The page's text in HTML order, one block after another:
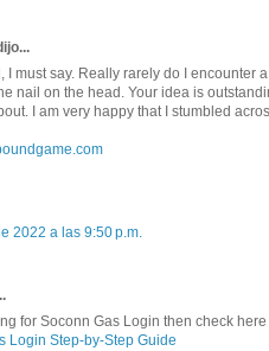
I must say. Really rarely do I
nail on the head. Your idea is
I am very happy that I stumbled
2022 a las 9:50 p.m.
for Soconn Gas Login then check
Login Step-by-Step Guide